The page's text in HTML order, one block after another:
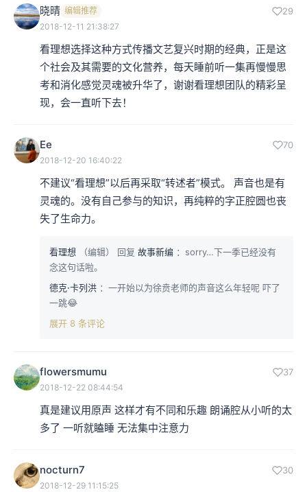
晓晴 编辑推荐 29
2018-12-11 21:38:27
看理想选择这种方式传播文艺复兴时期的经典，正是这
个社会及其需要的文化营养，每天睡前听一集再慢慢思
考和消化感觉灵魂被升华了，谢谢看理想团队的精彩呈
现，会一直听下去！
Ee 70
2018-12-20 16:40:22
不建议“看理想”以后再采取“转述者”模式。 声音也是有
灵魂的。没有自己参与的知识，再纯粹的字正腔圆也丧
失了生命力。
看理想 （编辑） 回复 故事新编 ：sorry…下一季已经没有
念这句话啦。
德克·卡列洪 ：一开始以为徐贲老师的声音这么年轻呢 吓了
一跳😂
展开 8 条评论
flowersmumu 37
2018-12-22 08:44:54
真是建议用原声 这样才有不同和乐趣 朗诵腔从小听的太
多了 一听就瞌睡 无法集中注意力
nocturn7 30
2018-12-29 11:15:25